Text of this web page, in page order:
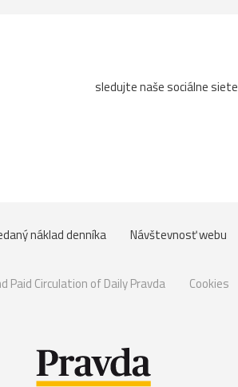
sledujte naše sociálne siete
náklad denníka Návštevnosť webu
Paid Circulation of Daily Pravda Cookies